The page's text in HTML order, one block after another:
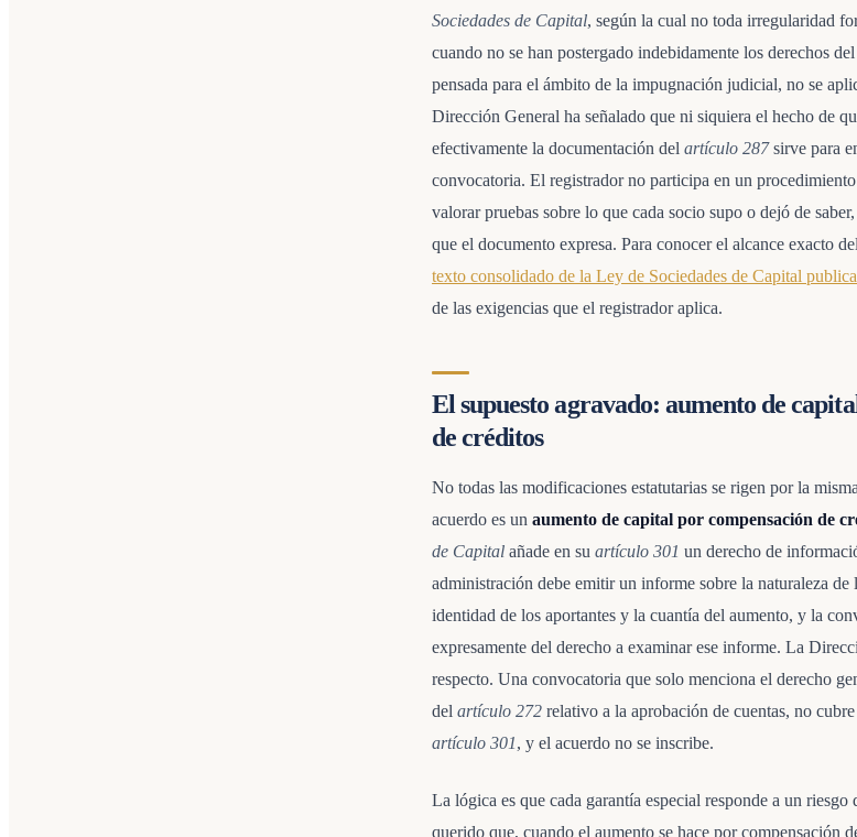
Sociedades de Capital, según la cual no toda irregularidad
cuando no se han postergado indebidamente los derechos
pensada para el ámbito de la impugnación judicial, no se
Dirección General ha señalado que ni siquiera el hecho de
efectivamente la documentación del artículo 287sirve para
convocatoria. El registrador no participa en un
valorar pruebas sobre lo que cada socio supo o dejó de
que el documento expresa. Para conocer el alcance exacto
texto consolidado de la Ley de Sociedades de Capital
de las exigencias que el registrador aplica.
El supuesto agravado: aumento de
de créditos
No todas las modificaciones estatutarias se rigen por la
acuerdo es un aumento de capital por compensación de
de Capital añade en su artículo 301 un derecho de
administración debe emitir un informe sobre la naturaleza de
identidad de los aportantes y la cuantía del aumento, y la
expresamente del derecho a examinar ese informe. La
respecto. Una convocatoria que solo menciona el derecho
del artículo 272 relativo a la aprobación de cuentas, no
artículo 301, y el acuerdo no se inscribe.
La lógica es que cada garantía especial responde a un
querido que, cuando el aumento se hace por compensación